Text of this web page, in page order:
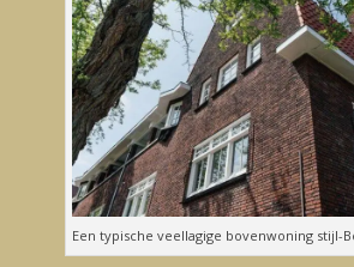
Een typische veellagige bovenwoning stijl-